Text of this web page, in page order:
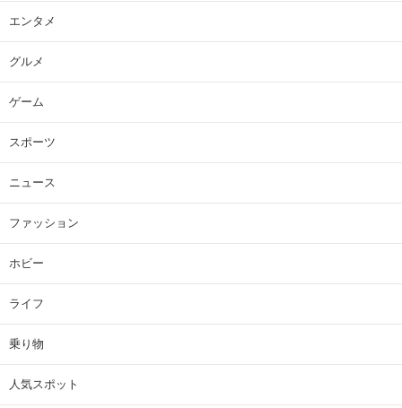
エンタメ
グルメ
ゲーム
スポーツ
ニュース
ファッション
ホビー
ライフ
乗り物
人気スポット